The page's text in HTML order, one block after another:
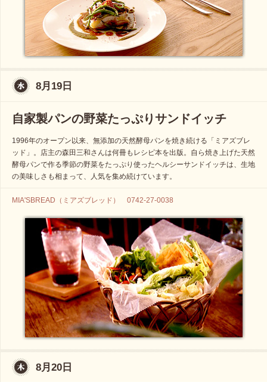
8月19日
自家製パンの野菜たっぷりサンドイッチ
1996年のオープン以来、無添加の天然酵母パンを焼き続ける「ミアズブレ
ッド」。店主の森田三和さんは何冊もレシピ本を出版。自ら焼き上げた天然
酵母パンで作る季節の野菜をたっぷり使ったヘルシーサンドイッチは、生地
の美味しさも相まって、人気を集め続けています。
MIA'SBREAD（ミアズブレッド） 0742-27-0038
8月20日